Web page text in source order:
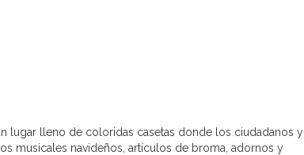
lugar lleno de coloridas casetas donde los ciudadanos y
musicales navideños, artículos de broma, adornos y